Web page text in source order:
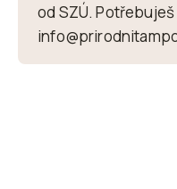
od SZÚ.